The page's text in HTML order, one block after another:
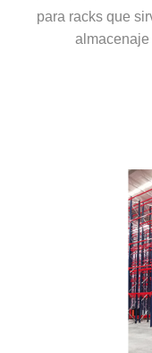
para racks que